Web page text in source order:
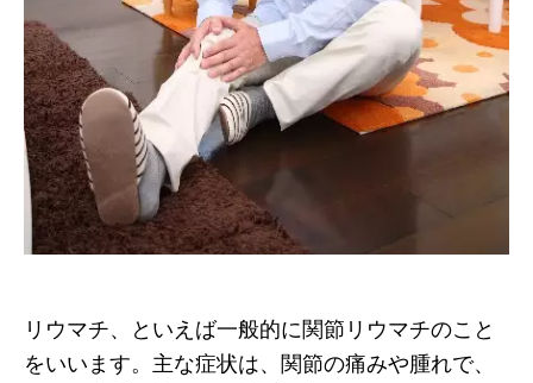
リウマチ、といえば一般的に関節リウマチのこと
をいいます。主な症状は、関節の痛みや腫れで、